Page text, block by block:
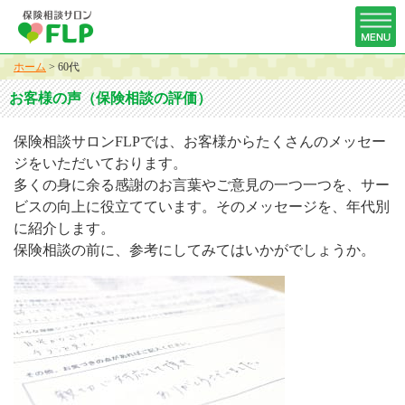
ホーム > 60代
お客様の声（保険相談の評価）
保険相談サロンFLPでは、お客様からたくさんのメッセー
ジをいただいております。
多くの身に余る感謝のお言葉やご意見の一つ一つを、サー
ビスの向上に役立てています。そのメッセージを、年代別
に紹介します。
保険相談の前に、参考にしてみてはいかがでしょうか。